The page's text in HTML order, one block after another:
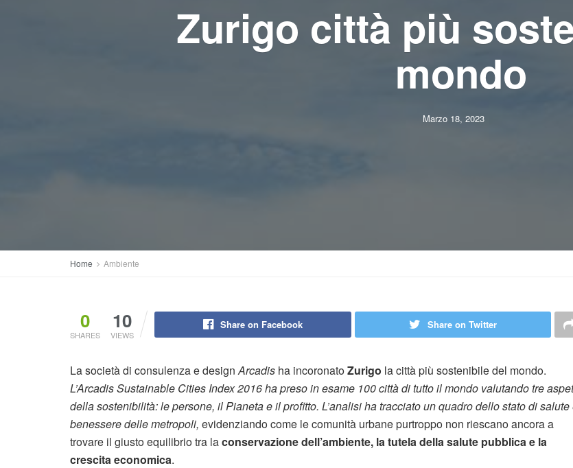
Zurigo città più
mondo
Marzo 18, 2023
Home Ambiente
0
SHARES
10
VIEWS
Share on Facebook Share on Twitter
La società di consulenza e designArcadis ha incoronatoZurigo la città più sostenibile del mondo.
L’Arcadis Sustainable Cities Index 2016 ha preso in esame 100 città di tutto il mondo valutando tre
della sostenibilità: le persone, il Pianeta e il profitto. L’analisi ha tracciato un quadro dello stato di salute
benessere delle metropoli, evidenziando come le comunità urbane purtroppo non riescano ancora a
trovare il giusto equilibrio tra laconservazione dell’ambiente, la tutela della salute pubblica e la
crescita economica.